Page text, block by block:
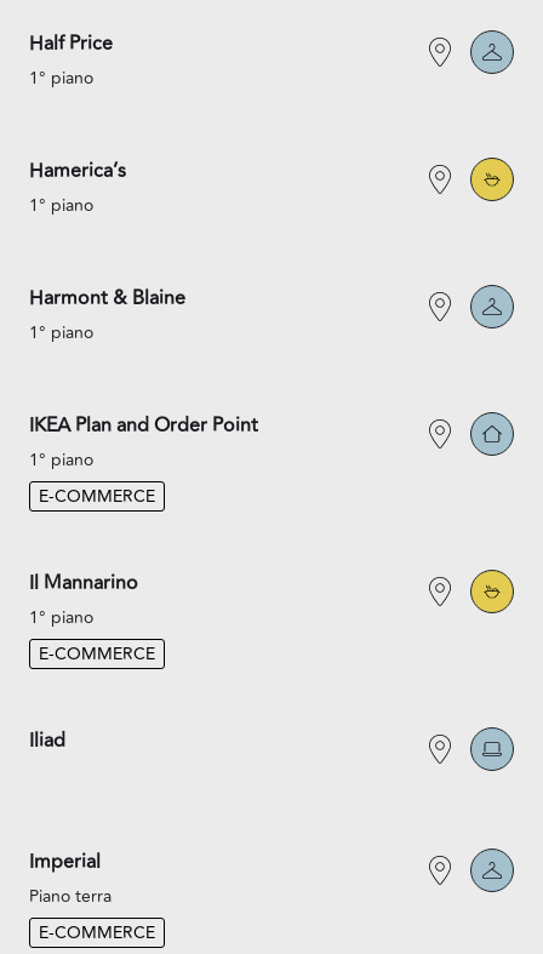
Half Price
1° piano
Hamerica’s
1° piano
Harmont & Blaine
1° piano
IKEA Plan and Order Point
1° piano
E-COMMERCE
Il Mannarino
1° piano
E-COMMERCE
Iliad
Imperial
Piano terra
E-COMMERCE